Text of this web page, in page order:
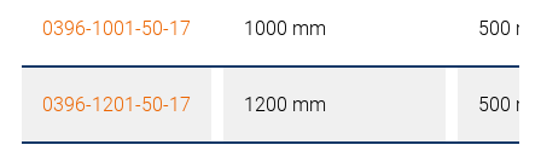
0396-1001-50-17 1000 mm 500
0396-1201-50-17 1200 mm 500